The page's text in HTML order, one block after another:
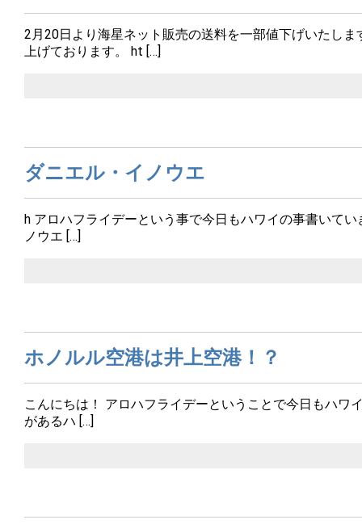
2月20日より海星ネット販売の送料を一部値下げいたし
上げております。 ht […]
ダニエル・イノウエ
h アロハフライデーという事で今日もハワイの事書いてい
ノウエ […]
ホノルル空港は井上空港！？
こんにちは！ アロハフライデーということで今日もハワ
があるハ […]